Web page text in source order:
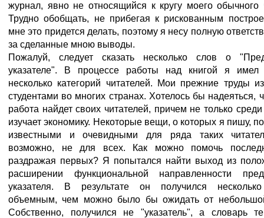
журнал, явно не относящийся к кругу моего обычного
Трудно обобщать, не прибегая к рискованным
мне это придется делать, поэтому я несу полную
за сделанные мною выводы.
Пожалуй, следует сказать несколько слов о
указателе". В процессе работы над книгой я
несколько категорий читателей. Мои прежние труды
студентами во многих странах. Хотелось бы надеяться,
работа найдет своих читателей, причем не только среди
изучает экономику. Некоторые вещи, о которых я пишу,
известными и очевидными для ряда таких
возможно, не для всех. Как можно помочь
раздражая первых? Я попытался найти выход из
расширении функциональной направленности
указателя. В результате он получился
объемным, чем можно было бы ожидать от
Собственно, получился не "указатель", а словарь